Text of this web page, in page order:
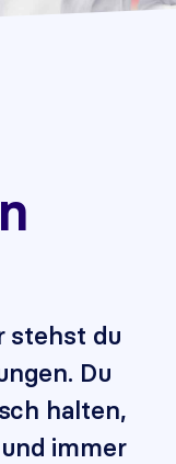
stehst du
Du
halten,
immer